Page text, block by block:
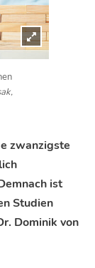
zwanzigste
ist
Studien
Dominik von